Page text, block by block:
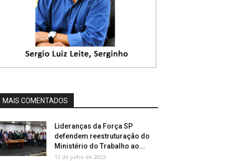
MAIS COMENTADOS
Lideranças da Força SP
defendem reestruturação do
Ministério do Trabalho ao...
13 de julho de 2023